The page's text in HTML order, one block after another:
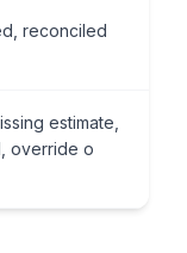
reconciled
estimate,
override o